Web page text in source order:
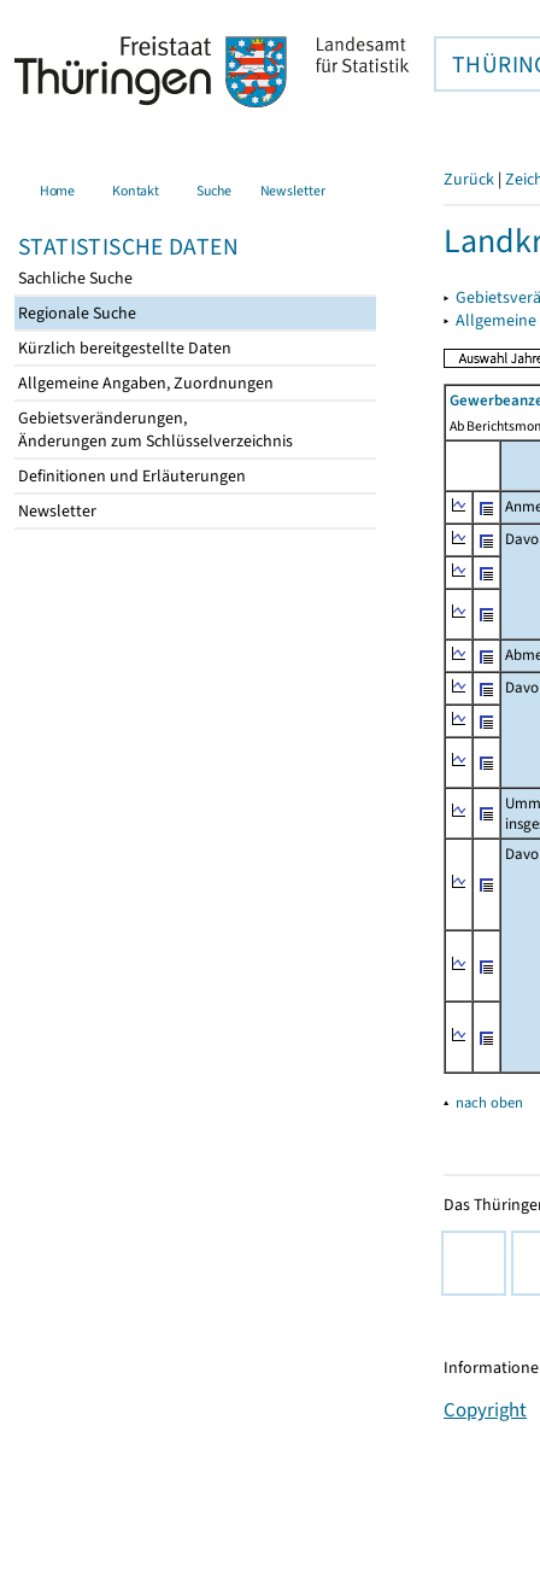
Home Kontakt Suche Newsletter
STATISTISCHE DATEN
Sachliche Suche
Regionale Suche
Kürzlich bereitgestellte Daten
Allgemeine Angaben, Zuordnungen
Gebietsveränderungen,
Änderungen zum Schlüsselverzeichnis
Definitionen und Erläuterungen
Newsletter
Zurück |
▸
▸
Ab
▴ nach oben
Das
Copyright